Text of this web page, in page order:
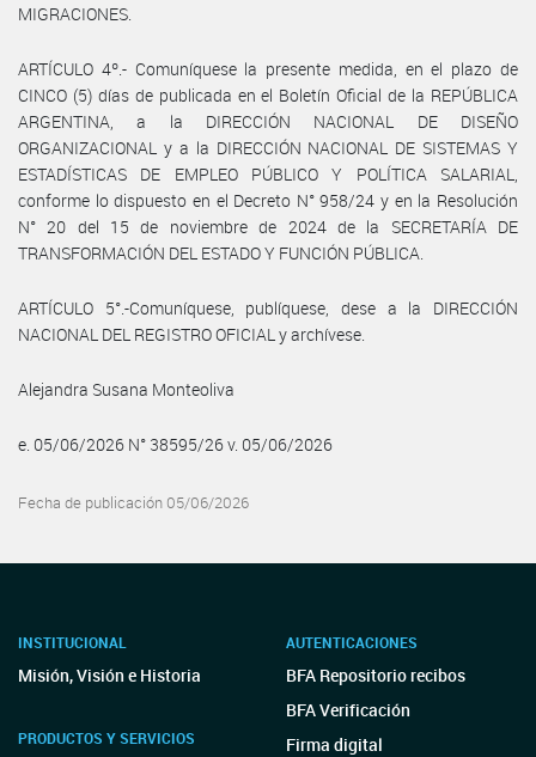
MIGRACIONES.
ARTÍCULO 4º.- Comuníquese la presente medida, en el plazo de
CINCO (5) días de publicada en el Boletín Oficial de la REPÚBLICA
ARGENTINA, a la DIRECCIÓN NACIONAL DE DISEÑO
ORGANIZACIONAL y a la DIRECCIÓN NACIONAL DE SISTEMAS Y
ESTADÍSTICAS DE EMPLEO PÚBLICO Y POLÍTICA SALARIAL,
conforme lo dispuesto en el Decreto N° 958/24 y en la Resolución
N° 20 del 15 de noviembre de 2024 de la SECRETARÍA DE
TRANSFORMACIÓN DEL ESTADO Y FUNCIÓN PÚBLICA.
ARTÍCULO 5°.-Comuníquese, publíquese, dese a la DIRECCIÓN
NACIONAL DEL REGISTRO OFICIAL y archívese.
Alejandra Susana Monteoliva
e. 05/06/2026 N° 38595/26 v. 05/06/2026
Fecha de publicación 05/06/2026
INSTITUCIONAL
Misión, Visión e Historia
PRODUCTOS Y SERVICIOS
AUTENTICACIONES
BFA Repositorio recibos
BFA Verificación
Firma digital